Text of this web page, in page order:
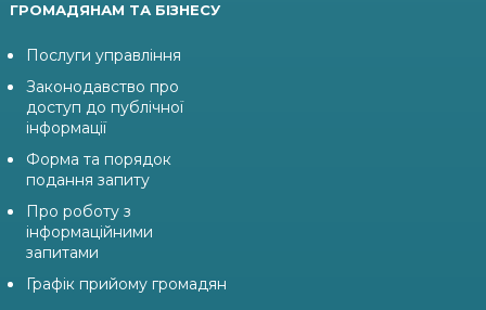
ГРОМАДЯНАМ ТА БІЗНЕСУ
Послуги управління
Законодавство про
доступ до публічної
інформації
Форма та порядок
подання запиту
Про роботу з
інформаційними
запитами
Графік прийому громадян